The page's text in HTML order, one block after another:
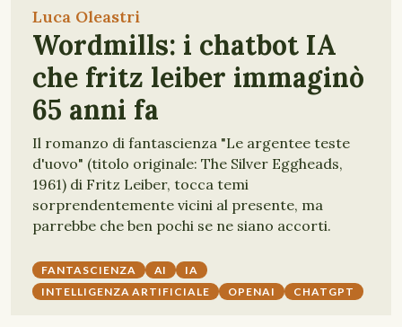
Luca Oleastri
Wordmills: i chatbot IA
che fritz leiber immaginò
65 anni fa
Il romanzo di fantascienza "Le argentee teste
d'uovo" (titolo originale: The Silver Eggheads,
1961) di Fritz Leiber, tocca temi
sorprendentemente vicini al presente, ma
parrebbe che ben pochi se ne siano accorti.
FANTASCIENZA AI
IA
INTELLIGENZA ARTIFICIALE
OPENAI CHATGPT